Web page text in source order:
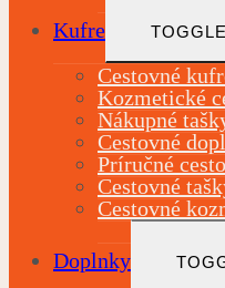
Kufre
Cestovné
Kozmetické
Nákupné
Cestovné
Príručné
Cestovné
Cestovné
Doplnky